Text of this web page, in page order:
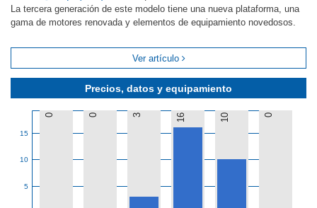
Precios, datos y equipamiento
5
10
15
0 0 3 16 10 0
La tercera generación de este modelo tiene una nueva plataforma, una
gama de motores renovada y elementos de equipamiento novedosos.
Ver artículo